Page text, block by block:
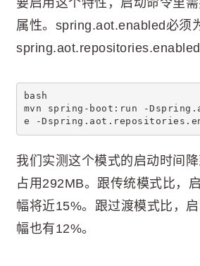
要启用这个特性，启动命令里
属性。spring.aot.enabled必须
bash
mvn spring-boot:run -
e -
我们实测这个模式的启动时间
占用292MB。跟传统模式比，
幅将近15%。跟过渡模式比，
幅也有12%。